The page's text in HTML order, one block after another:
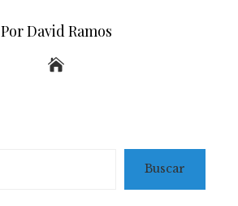
Por David Ramos
Buscar